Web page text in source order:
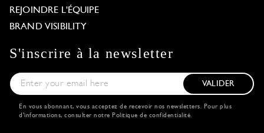
REJOINDRE L'ÉQUIPE
BRAND VISIBILITY
S'inscrire à la newsletter
VALIDER
En vous abonnant, vous acceptez de recevoir nos newsletters. Pour plus
d'informations, consulter notre Politique de confidentialité.